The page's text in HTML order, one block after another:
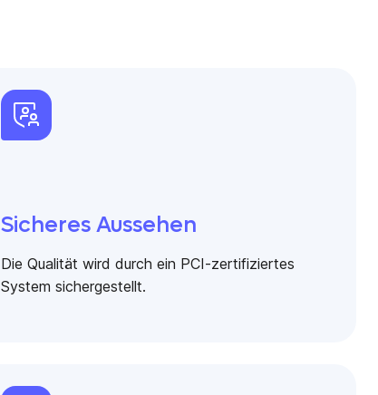
Sicheres Aussehen
Die Qualität wird durch ein PCI-zertifiziertes
System sichergestellt.